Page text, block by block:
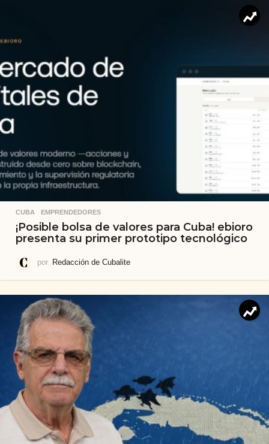
CUBA ,EMPRENDEDORES
¡Posible bolsa de valores para Cuba! ebioro
presenta su primer prototipo tecnológico
por Redacción de Cubalite